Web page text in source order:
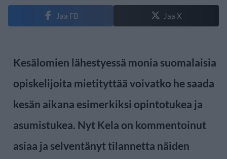
Jaa FB Jaa X
Kesälomien lähestyessä monia suomalaisia
opiskelijoita mietityttää voivatko he saada
kesän aikana esimerkiksi opintotukea ja
asumistukea. Nyt Kela on kommentoinut
asiaa ja selventänyt tilannetta näiden